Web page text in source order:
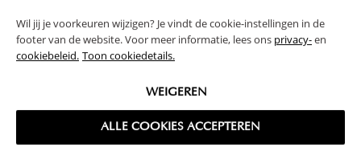
Wil jij je voorkeuren wijzigen? Je vindt de cookie-instellingen in de
footer van de website. Voor meer informatie, lees ons privacy-en
cookiebeleid. Toon cookiedetails.
WEIGEREN
ALLE COOKIES ACCEPTEREN
VAAK SAMEN GEKOCHT